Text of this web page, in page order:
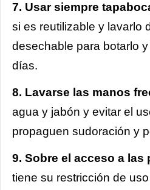
7. Usar siempre
si es reutilizable y lavarlo
desechable para botarlo
días.
8. Lavarse las manos
agua y jabón y evitar el
propaguen sudoración y
9. Sobre el acceso a las
tiene su restricción de